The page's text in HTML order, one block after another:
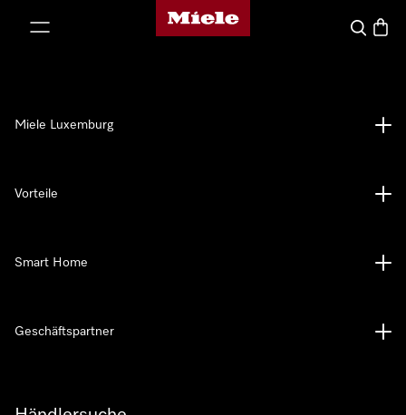
Miele-Homepage
Suche
Miele Luxemburg
Vorteile
Smart Home
Geschäftspartner